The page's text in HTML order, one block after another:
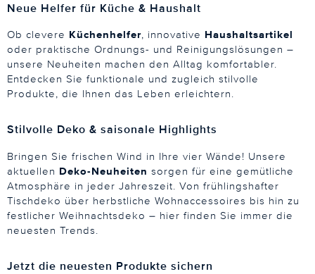
Neue Helfer für Küche & Haushalt
Ob clevere Küchenhelfer, innovative Haushaltsartikel
oder praktische Ordnungs- und Reinigungslösungen –
unsere Neuheiten machen den Alltag komfortabler.
Entdecken Sie funktionale und zugleich stilvolle
Produkte, die Ihnen das Leben erleichtern.
Stilvolle Deko & saisonale Highlights
Bringen Sie frischen Wind in Ihre vier Wände! Unsere
aktuellen Deko-Neuheiten sorgen für eine gemütliche
Atmosphäre in jeder Jahreszeit. Von frühlingshafter
Tischdeko über herbstliche Wohnaccessoires bis hin zu
festlicher Weihnachtsdeko – hier finden Sie immer die
neuesten Trends.
Jetzt die neuesten Produkte sichern